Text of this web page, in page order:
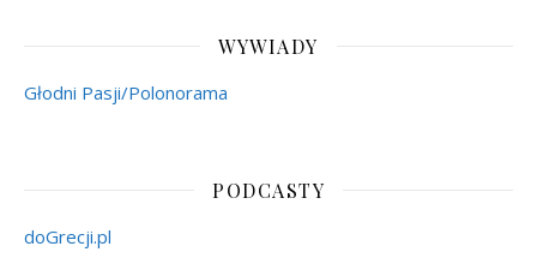
WYWIADY
Głodni Pasji/Polonorama
PODCASTY
doGrecji.pl